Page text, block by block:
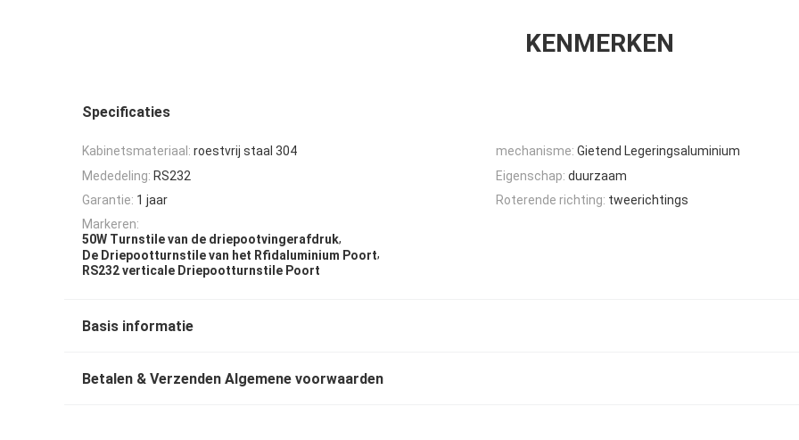
KENMERKEN
Specificaties
Kabinetsmateriaal: roestvrij staal 304 mechanisme: Gietend Legeringsaluminium
Mededeling: RS232 Eigenschap: duurzaam
Garantie: 1 jaar Roterende richting: tweerichtings
Markeren:
50W Turnstile van de driepootvingerafdruk,
De Driepootturnstile van het Rfidaluminium Poort,
RS232 verticale Driepootturnstile Poort
Basis informatie
Betalen & Verzenden Algemene voorwaarden